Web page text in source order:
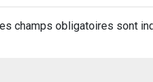
champs obligatoires sont